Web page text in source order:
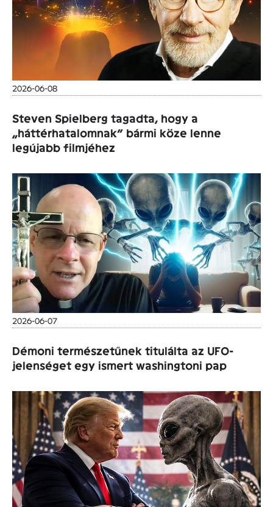
2026-06-08
Steven Spielberg tagadta, hogy a
„háttérhatalomnak” bármi köze lenne
legújabb filmjéhez
2026-06-07
Démoni természetűnek titulálta az UFO-
jelenséget egy ismert washingtoni pap